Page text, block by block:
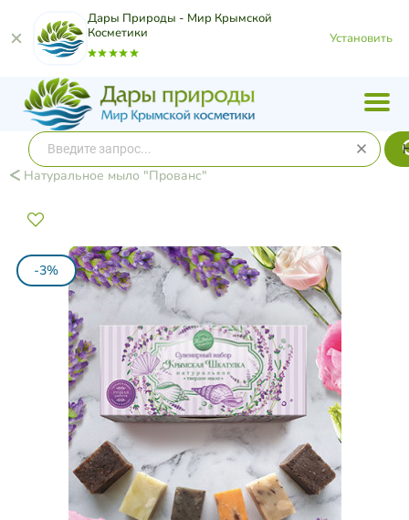
Дары Природы - Мир Крымской
Косметики
Установить
Натуральное мыло "Прованс"
-3%